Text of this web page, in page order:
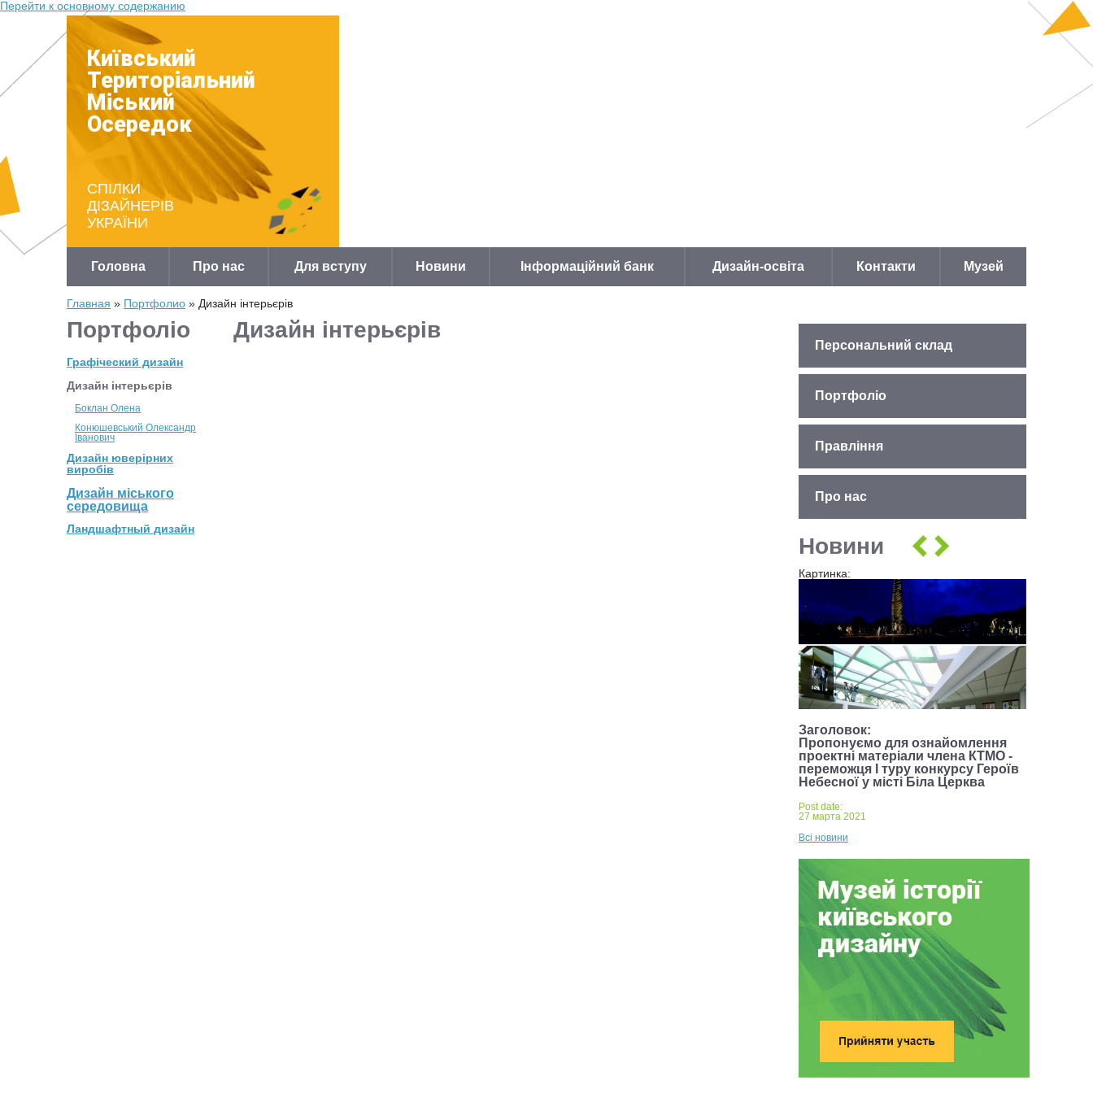
Перейти к основному содержанию
Київський
Територіальний
Міський
Осередок
СПІЛКИ
ДІЗАЙНЕРІВ
УКРАЇНИ
Головна Про нас Для вступу Новини Інформаційний банк Дизайн-освіта Контакти Музей
Главная » Портфолио » Дизайн інтерьєрів
Персональний склад
Портфоліо
Правлiння
Про нас
Новини
Картинка:
Заголовок:
Пропонуємо для ознайомлення
проектні матеріали члена КТМО -
переможця І туру конкурсу Героїв
Небесної у місті Біла Церква
Post date:
27 марта 2021
Всі новини
Портфолiо
Графіческий дизайн
Дизайн інтерьєрів
Боклан Олена
Конюшевський Олександр
Іванович
Дизайн юверірних
виробів
Дизайн міського
середовища
Ландшафтный дизайн
Дизайн інтерьєрів